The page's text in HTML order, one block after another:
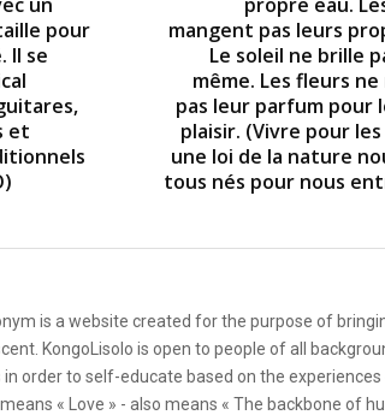
pour
Il se
et
mangent pas leurs
Le soleil ne brille
même. Les fleurs
pas leur parfum pour
plaisir. (Vivre pour
une loi de la nature
tous nés pour nous
is a website created for the purpose of
KongoLisolo is open to people of all
order to self-educate based on the
: means « Love » - also means « The backbone of